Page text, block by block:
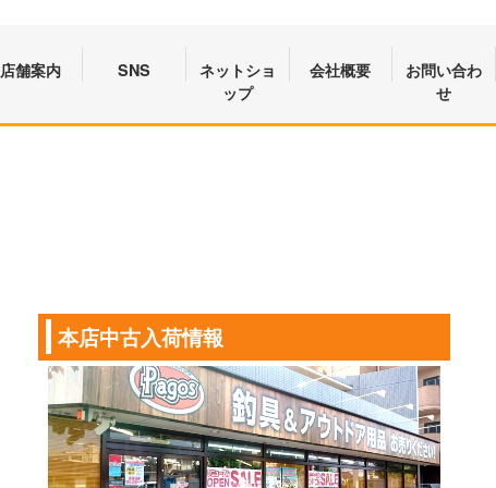
店舗案内 SNS
ネットショ
ップ
会社概要
お問い合わ
せ
本店中古入荷情報